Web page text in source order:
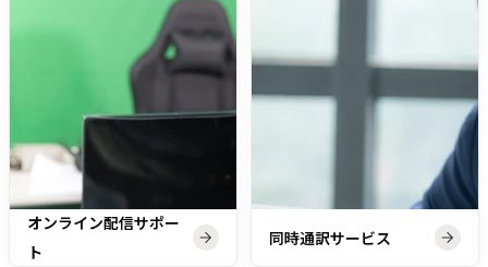
オンライン配信サポー
ト
同時通訳サービス